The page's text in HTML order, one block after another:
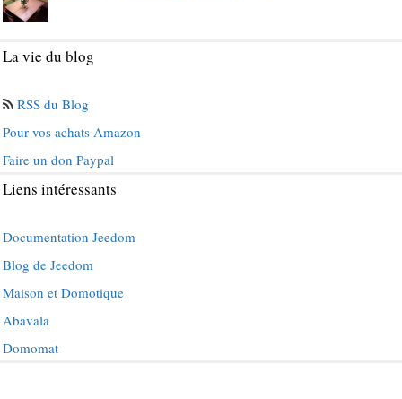
La vie du blog
RSS du Blog
Pour vos achats Amazon
Faire un don Paypal
Liens intéressants
Documentation Jeedom
Blog de Jeedom
Maison et Domotique
Abavala
Domomat